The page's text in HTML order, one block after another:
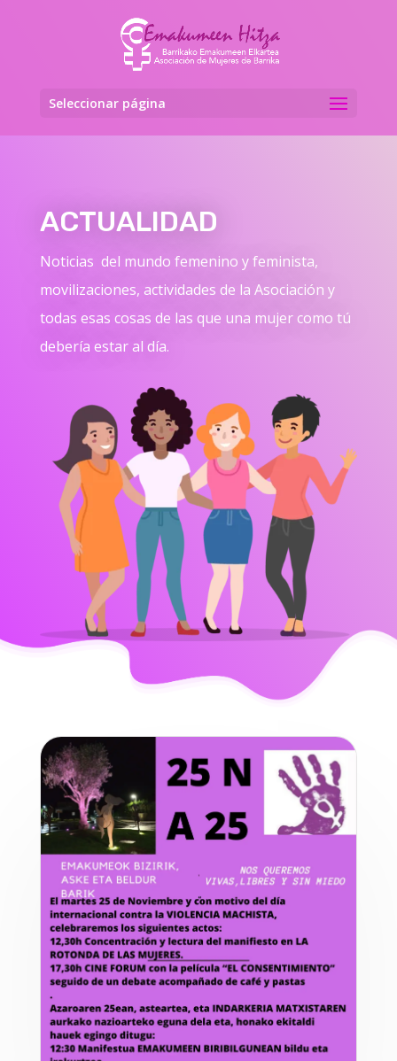
Seleccionar página
ACTUALIDAD
Noticias del mundo femenino y feminista,
movilizaciones, actividades de la Asociación y
todas esas cosas de las que una mujer como tú
debería estar al día.